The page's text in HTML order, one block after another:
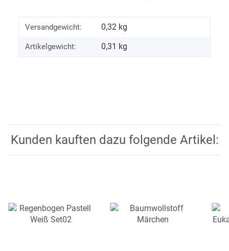
Versandgewicht: 0,32 kg
Artikelgewicht: 0,31 kg
Kunden kauften dazu folgende Artikel: